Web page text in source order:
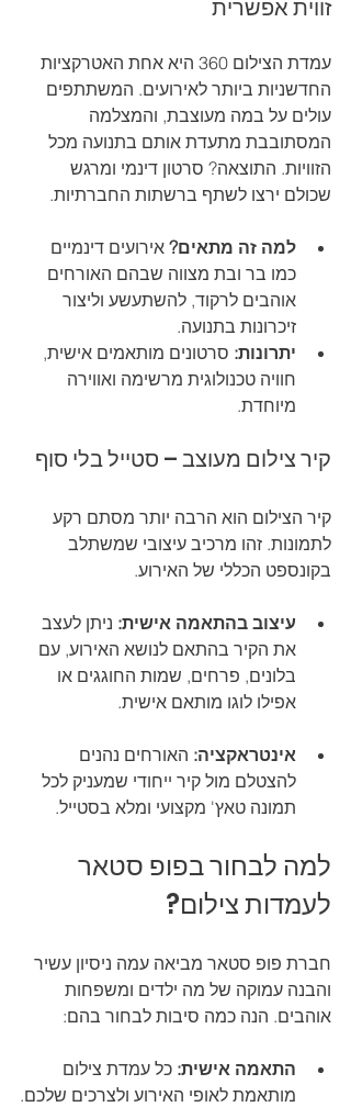
זווית אפשרית
עמדת הצילום 360 היא אחת האטרקציות
החדשניות ביותר לאירועים. המשתתפים
עולים על במה מעוצבת, והמצלמה
המסתובבת מתעדת אותם בתנועה מכל
הזוויות. התוצאה? סרטון דינמי ומרגש
שכולם ירצו לשתף ברשתות החברתיות.
למה זה מתאים? אירועים דינמיים
כמו בר ובת מצווה שבהם האורחים
אוהבים לרקוד, להשתעשע וליצור
זיכרונות בתנועה.
יתרונות: סרטונים מותאמים אישית,
חוויה טכנולוגית מרשימה ואווירה
מיוחדת.
קיר צילום מעוצב – סטייל בלי סוף
קיר הצילום הוא הרבה יותר מסתם רקע
לתמונות. זהו מרכיב עיצובי שמשתלב
בקונספט הכללי של האירוע.
עיצוב בהתאמה אישית: ניתן לעצב
את הקיר בהתאם לנושא האירוע, עם
בלונים, פרחים, שמות החוגגים או
אפילו לוגו מותאם אישית.
אינטראקציה: האורחים נהנים
להצטלם מול קיר ייחודי שמעניק לכל
תמונה טאץ' מקצועי ומלא בסטייל.
למה לבחור בפופ סטאר
לעמדות צילום?
חברת פופ סטאר מביאה עמה ניסיון עשיר
והבנה עמוקה של מה ילדים ומשפחות
אוהבים. הנה כמה סיבות לבחור בהם:
התאמה אישית: כל עמדת צילום
מותאמת לאופי האירוע ולצרכים שלכם.